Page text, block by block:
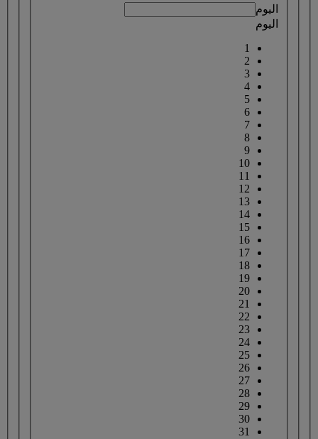
اليوم
اليوم
1
2
3
4
5
6
7
8
9
10
11
12
13
14
15
16
17
18
19
20
21
22
23
24
25
26
27
28
29
30
31